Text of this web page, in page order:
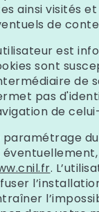
ainsi visités
de
est
sont
de
pas
de
paramétrage
.